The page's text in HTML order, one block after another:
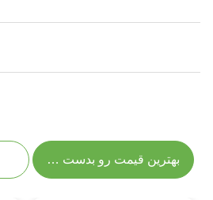
بهترین قیمت رو بدست بیار